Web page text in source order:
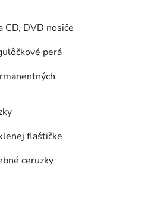
CD, DVD nosiče
perá
flaštičke
ceruzky